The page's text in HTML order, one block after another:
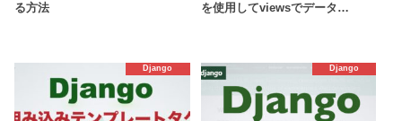
る方法
を使用してviewsでデータ…
Django Django